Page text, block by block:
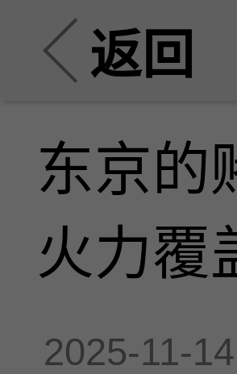
返回
东京的
火力覆
2025-11-14